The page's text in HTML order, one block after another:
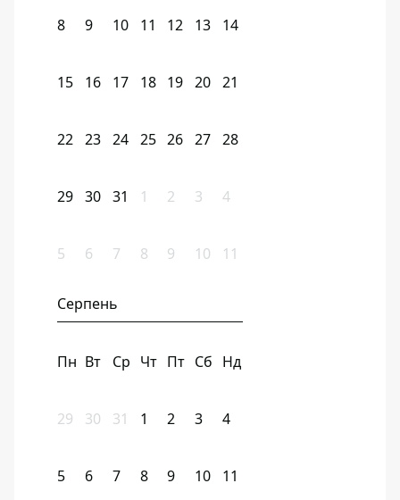
8 9 10 11 12 13 14
15 16 17 18 19 20 21
22 23 24 25 26 27 28
29 30 31 1 2 3 4
5 6 7 8 9 10 11
Серпень
Пн Вт Ср Чт Пт Сб Нд
29 30 31 1 2 3 4
5 6 7 8 9 10 11